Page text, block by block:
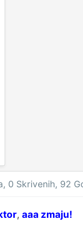
, 0 Skrivenih, 92
aaa zmaju!